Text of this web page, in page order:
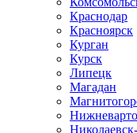
Краснодар
Красноярск
Курган
Курск
Липецк
Магадан